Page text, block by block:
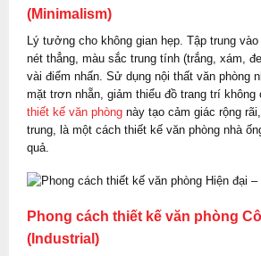
(Minimalism)
Lý tưởng cho không gian hẹp. Tập trung
nét thẳng, màu sắc trung tính (trắng, xám,
vài điểm nhấn. Sử dụng nội thất văn phòng
mặt trơn nhẵn, giảm thiểu đồ trang trí không
thiết kế văn phòng này tạo cảm giác rộng
trung, là một cách thiết kế văn phòng nhà
quả.
Phong cách thiết kế văn phòng
(Industrial)